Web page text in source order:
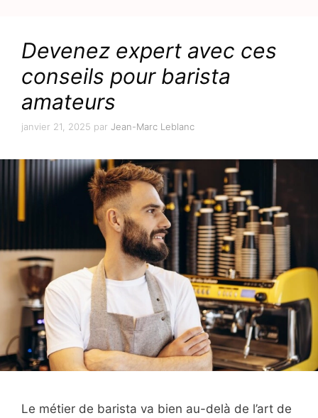
Devenez expert avec ces
conseils pour barista
amateurs
janvier 21, 2025 par Jean-Marc Leblanc
Le métier de barista va bien au-delà de l’art de